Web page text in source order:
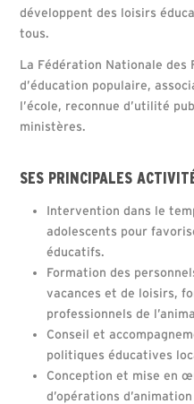
développent des loisirs
tous.
La Fédération Nationale des
d’éducation populaire,
l’école, reconnue d’utilité
ministères.
SES PRINCIPALES
Intervention dans le
adolescents pour
éducatifs.
Formation des
vacances et de loisirs,
professionnels de
Conseil et
politiques éducatives
Conception et mise en
d’opérations d’animation